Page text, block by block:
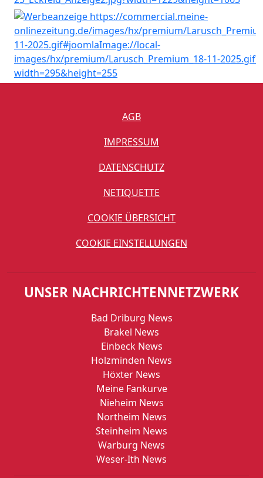
AGB
IMPRESSUM
DATENSCHUTZ
NETIQUETTE
COOKIE ÜBERSICHT
COOKIE EINSTELLUNGEN
UNSER NACHRICHTENNETZWERK
Bad Driburg News
Brakel News
Einbeck News
Holzminden News
Höxter News
Meine Fankurve
Nieheim News
Northeim News
Steinheim News
Warburg News
Weser-Ith News